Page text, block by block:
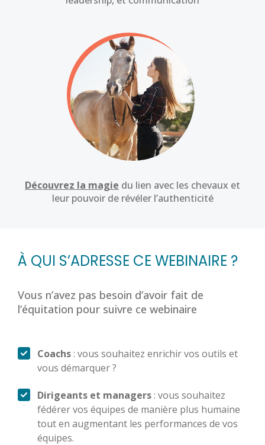
Découvrez la magie du lien avec les chevaux et
leur pouvoir de révéler l’authenticité
À QUI S’ADRESSE CE WEBINAIRE ?
Vous n’avez pas besoin d’avoir fait de
l’équitation pour suivre ce webinaire
Coachs: vous souhaitez enrichir vos outils et
vous démarquer ?
Dirigeants et managers: vous souhaitez
fédérer vos équipes de manière plus humaine
tout en augmentant les performances de vos
équipes.